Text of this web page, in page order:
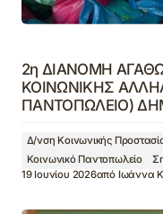
2η ΔΙΑΝΟΜΗ
ΚΟΙΝΩΝΙΚΗΣ
ΠΑΝΤΟΠΩΛΕΙΟ)
Δ/νση Κοινωνικής
Κοινωνικό Παντοπωλείο
19 Ιουνίου 2026από Ιωάννα